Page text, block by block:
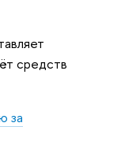
средств
за